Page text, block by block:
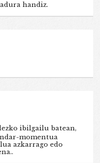
handiz.
ibilgailu batean,
momentua
azkarrago edo